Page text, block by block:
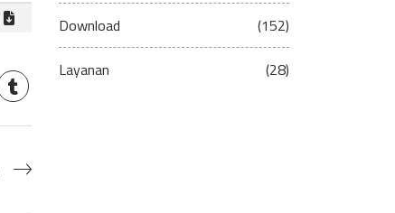
Download (152)
Layanan (28)